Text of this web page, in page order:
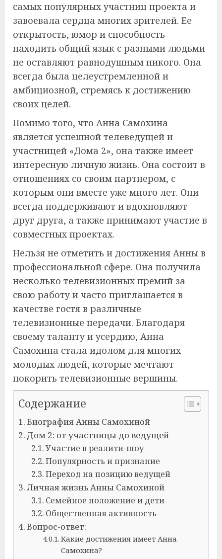
самых популярных участниц проекта и
завоевала сердца многих зрителей. Ее
открытость, юмор и способность
находить общий язык с разными людьми
не оставляют равнодушным никого. Она
всегда была целеустремленной и
амбициозной, стремясь к достижению
своих целей.
Помимо того, что Анна Самохина
является успешной телеведущей и
участницей «Дома 2», она также имеет
интересную личную жизнь. Она состоит в
отношениях со своим партнером, с
которым они вместе уже много лет. Они
всегда поддерживают и вдохновляют
друг друга, а также принимают участие в
совместных проектах.
Нельзя не отметить и достижения Анны в
профессиональной сфере. Она получила
несколько телевизионных премий за
свою работу и часто приглашается в
качестве гостя в различные
телевизионные передачи. Благодаря
своему таланту и усердию, Анна
Самохина стала идолом для многих
молодых людей, которые мечтают
покорить телевизионные вершины.
Содержание
Биография Анны Самохиной
Дом 2: от участницы до ведущей
Участие в реалити-шоу
Популярность и признание
Переход на позицию ведущей
Личная жизнь Анны Самохиной
Семейное положение и дети
Общественная активность
Вопрос-ответ:
Какие достижения имеет Анна
Самохина?